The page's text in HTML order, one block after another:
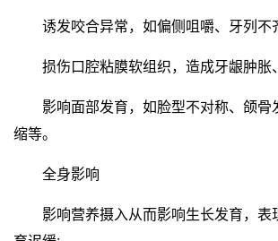
诱发咬合异常，如偏侧咀嚼、牙列不
损伤口腔粘膜软组织，造成牙龈肿胀
影响面部发育，如脸型不对称、颌骨
缩等。
全身影响
影响营养摄入从而影响生长发育，表